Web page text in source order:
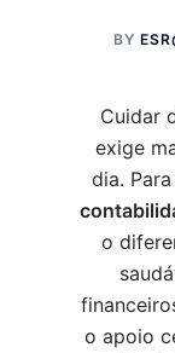
BY
Cuidar
exige
dia.
o
o apoio